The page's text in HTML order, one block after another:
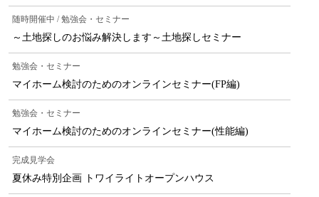
随時開催中 / 勉強会・セミナー
～土地探しのお悩み解決します～土地探しセミナー
勉強会・セミナー
マイホーム検討のためのオンラインセミナー(FP編)
勉強会・セミナー
マイホーム検討のためのオンラインセミナー(性能編)
完成見学会
夏休み特別企画 トワイライトオープンハウス